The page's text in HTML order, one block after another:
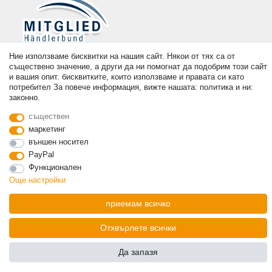
© Copyright 2026 | Всички права запазени. - Prices incl. VAT. 19% VAT Basic prices see
article detail | * Applies to deliveries to the UK!
Ние използваме бисквитки на нашия сайт. Някои от тях са от
съществено значение, а други да ни помогнат да подобрим този сайт
и вашия опит. бисквитките, които използваме и правата си като
потребител За повече информация, вижте нашата: политика и ни:
законно.
съществен
маркетинг
външен носител
PayPal
Функционален
Още настройки
приемам всичко
Отхвърлете всички
Да запазя